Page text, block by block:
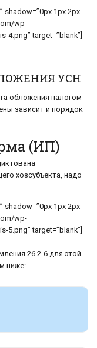
shadow=”0px 1px 2px
wp-
target=”blank”]
УСН
обложения налогом
зависит и порядок
(ИП)
хозсубъекта, надо
shadow=”0px 1px 2px
wp-
target=”blank”]
26.2-6 для этой
ниже: